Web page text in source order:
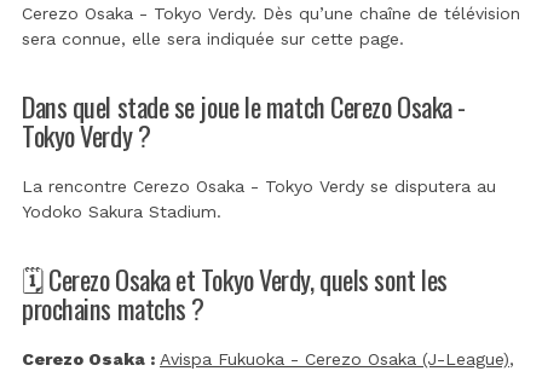
Cerezo Osaka - Tokyo Verdy. Dès qu’une chaîne de télévision
sera connue, elle sera indiquée sur cette page.
Dans quel stade se joue le match Cerezo Osaka -
Tokyo Verdy ?
La rencontre Cerezo Osaka - Tokyo Verdy se disputera au
Yodoko Sakura Stadium.
🗓️ Cerezo Osaka et Tokyo Verdy, quels sont les
prochains matchs ?
Cerezo Osaka : Avispa Fukuoka - Cerezo Osaka (J-League),